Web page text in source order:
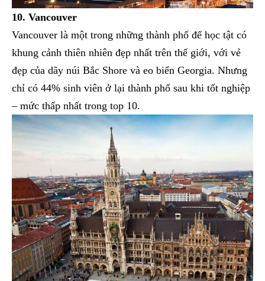
10. Vancouver
Vancouver là một trong những thành phố để học tật có
khung cảnh thiên nhiên đẹp nhất trên thế giới, với vẻ
đẹp của dãy núi Bắc Shore và eo biển Georgia. Nhưng
chỉ có 44% sinh viên ở lại thành phố sau khi tốt nghiệp
– mức thấp nhất trong top 10.